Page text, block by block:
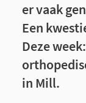
er vaak
Een
Deze
in Mill.